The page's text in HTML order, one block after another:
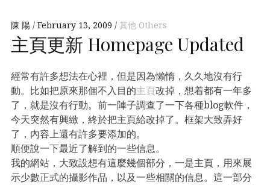
陳 陽 February 13, 2009 其他 Others
主頁更新 Homepage Updated
經常有許多想法在心裡，但是因為懶惰，久久地沒有行
動。比如把原來那個不入目的主頁改掉，想着都有一年多
了，就是沒有行動。前一陣子調查了一下各種blog軟件，
今天突然有興緻，終於把主頁給改掉了。框架大致弄好
了，內容上還有許多要添加的。
順便說一下最近了解到的一些信息。
我的網站，大致設想有這麼幾個部分，一是主頁，用來展
示少數正式的攝影作品，以及一些相關的信息。這一部分